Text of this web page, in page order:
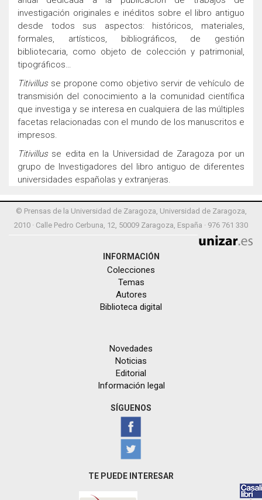
investigación originales e inéditos sobre el libro antiguo
desde todos sus aspectos: históricos, materiales,
formales, artísticos, bibliográficos, de gestión
bibliotecaria, como objeto de colección y patrimonial,
tipográficos…
Titivillusse propone como objetivo servir de vehículo de
transmisión del conocimiento a la comunidad científica
que investiga y se interesa en cualquiera de las múltiples
facetas relacionadas con el mundo de los manuscritos e
impresos.
Titivillusse edita en la Universidad de Zaragoza por un
grupo de Investigadores del libro antiguo de diferentes
universidades españolas y extranjeras.
© Prensas de la Universidad de Zaragoza, Universidad de Zaragoza,
2010 · Calle Pedro Cerbuna, 12, 50009 Zaragoza, España · 976 761 330
INFORMACIÓN
Colecciones
Temas
Autores
Biblioteca digital
Novedades
Noticias
Editorial
Información legal
SÍGUENOS
TE PUEDE INTERESAR